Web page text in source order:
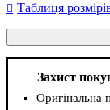
Таблиця
Захист
Оригінальна